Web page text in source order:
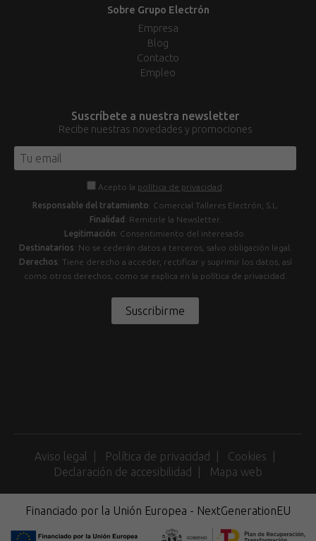
Sobre Grupo Electrón
Empresa
Blog
Contacto
Empleo
Suscríbete a nuestra newsletter
Recibe nuestras novedades y promociones
Acepto la política de privacidad
Responsable del tratamiento: Comercial Talleres Electrón, S.L.
Finalidad : Remitirle la Newsletter.
Legitimación: Consentimiento del interesado.
Destinatarios: No se cederán datos a terceros, salvo obligación legal.
Derechos: Tiene derecho a acceder, rectificar y suprimir los datos, así
como otros derechos, como se explica en la política de privacidad.
Suscribirme
Aviso legal Política de privacidad
Cookies
Declaración de accesibilidad
Mapa web
Financiado por la Unión Europea - NextGenerationEU